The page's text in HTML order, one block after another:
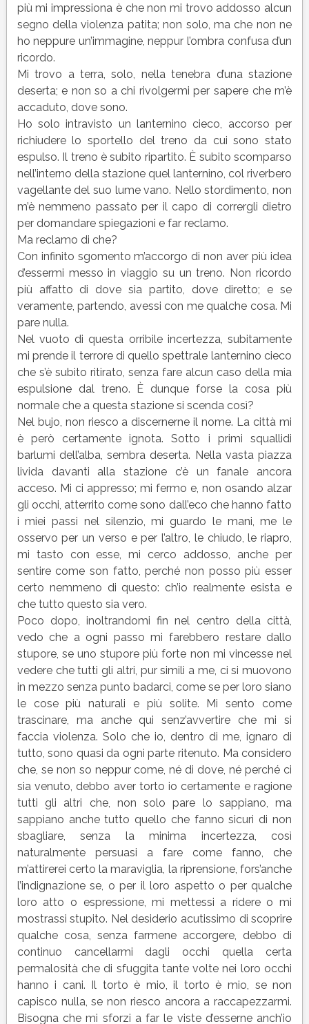
più mi impressiona è che non mi trovo addosso alcun
segno della violenza patita; non solo, ma che non ne
ho neppure un’immagine, neppur l’ombra confusa d’un
ricordo.
Mi trovo a terra, solo, nella tenebra d’una stazione
deserta; e non so a chi rivolgermi per sapere che m’è
accaduto, dove sono.
Ho solo intravisto un lanternino cieco, accorso per
richiudere lo sportello del treno da cui sono stato
espulso. Il treno è subito ripartito. È subito scomparso
nell’interno della stazione quel lanternino, col riverbero
vagellante del suo lume vano. Nello stordimento, non
m’è nemmeno passato per il capo di corrergli dietro
per domandare spiegazioni e far reclamo.
Ma reclamo di che?
Con infinito sgomento m’accorgo di non aver più idea
d’essermi messo in viaggio su un treno. Non ricordo
più affatto di dove sia partito, dove diretto; e se
veramente, partendo, avessi con me qualche cosa. Mi
pare nulla.
Nel vuoto di questa orribile incertezza, subitamente
mi prende il terrore di quello spettrale lanternino cieco
che s’è subito ritirato, senza fare alcun caso della mia
espulsione dal treno. È dunque forse la cosa più
normale che a questa stazione si scenda così?
Nel bujo, non riesco a discernerne il nome. La città mi
è però certamente ignota. Sotto i primi squallidi
barlumi dell’alba, sembra deserta. Nella vasta piazza
livida davanti alla stazione c’è un fanale ancora
acceso. Mi ci appresso; mi fermo e, non osando alzar
gli occhi, atterrito come sono dall’eco che hanno fatto
i miei passi nel silenzio, mi guardo le mani, me le
osservo per un verso e per l’altro, le chiudo, le riapro,
mi tasto con esse, mi cerco addosso, anche per
sentire come son fatto, perché non posso più esser
certo nemmeno di questo: ch’io realmente esista e
che tutto questo sia vero.
Poco dopo, inoltrandomi fin nel centro della città,
vedo che a ogni passo mi farebbero restare dallo
stupore, se uno stupore più forte non mi vincesse nel
vedere che tutti gli altri, pur simili a me, ci si muovono
in mezzo senza punto badarci, come se per loro siano
le cose più naturali e più solite. Mi sento come
trascinare, ma anche qui senz’avvertire che mi si
faccia violenza. Solo che io, dentro di me, ignaro di
tutto, sono quasi da ogni parte ritenuto. Ma considero
che, se non so neppur come, né di dove, né perché ci
sia venuto, debbo aver torto io certamente e ragione
tutti gli altri che, non solo pare lo sappiano, ma
sappiano anche tutto quello che fanno sicuri di non
sbagliare, senza la minima incertezza, così
naturalmente persuasi a fare come fanno, che
m’attirerei certo la maraviglia, la riprensione, fors’anche
l’indignazione se, o per il loro aspetto o per qualche
loro atto o espressione, mi mettessi a ridere o mi
mostrassi stupito. Nel desiderio acutissimo di scoprire
qualche cosa, senza farmene accorgere, debbo di
continuo cancellarmi dagli occhi quella certa
permalosità che di sfuggita tante volte nei loro occhi
hanno i cani. Il torto è mio, il torto è mio, se non
capisco nulla, se non riesco ancora a raccapezzarmi.
Bisogna che mi sforzi a far le viste d’esserne anch’io